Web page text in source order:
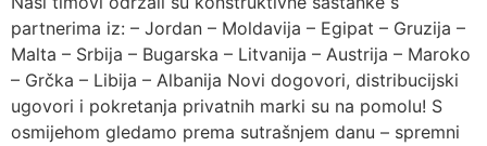
partnerima iz: – Jordan – Moldavija – Egipat – Gruzija –
Malta – Srbija – Bugarska – Litvanija – Austrija – Maroko
– Grčka – Libija – Albanija Novi dogovori, distribucijski
ugovori i pokretanja privatnih marki su na pomolu! S
osmijehom gledamo prema sutrašnjem danu – spremni